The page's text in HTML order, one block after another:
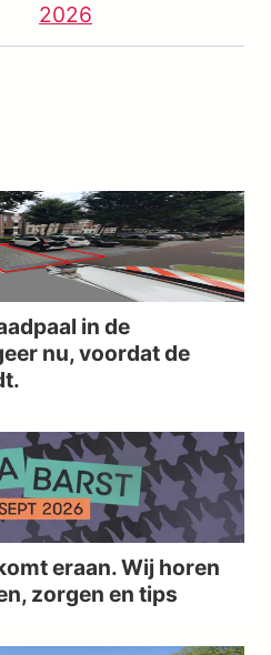
2026
in de
nu, voordat de
eraan. Wij horen
zorgen en tips